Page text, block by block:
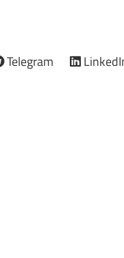
Telegram